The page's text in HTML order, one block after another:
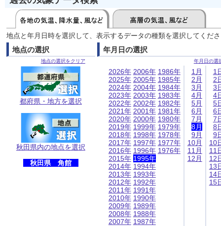
地点と年月日時を選択して、表示するデータの種類を選択してくだ
地点の選択
地点の選択をクリア
都府県・地方を選択
秋田県内の地点を選択
秋田県 角館
年月日の選択
年月日の選
2026年
2025年
2024年
2023年
2022年
2021年
2020年
2019年
2018年
2017年
2016年
2015年
2014年
2013年
2012年
2011年
2010年
2009年
2008年
2007年
2006年
2005年
2004年
2003年
2002年
2001年
2000年
1999年
1998年
1997年
1996年
1995年
1994年
1993年
1992年
1991年
1990年
1989年
1988年
1987年
1986年
1985年
1984年
1983年
1982年
1981年
1980年
1979年
1978年
1977年
1976年
1月
2月
3月
4月
5月
6月
7月
8月
9月
10月
11月
12月
1
2
3
4
5
6
7
8
9
10
11
12
13
14
15